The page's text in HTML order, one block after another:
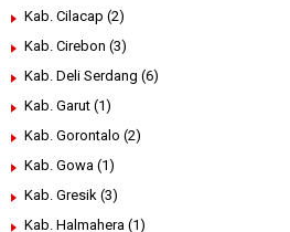
Kab. Cilacap (2)
Kab. Cirebon (3)
Kab. Deli Serdang (6)
Kab. Garut (1)
Kab. Gorontalo (2)
Kab. Gowa (1)
Kab. Gresik (3)
Kab. Halmahera (1)